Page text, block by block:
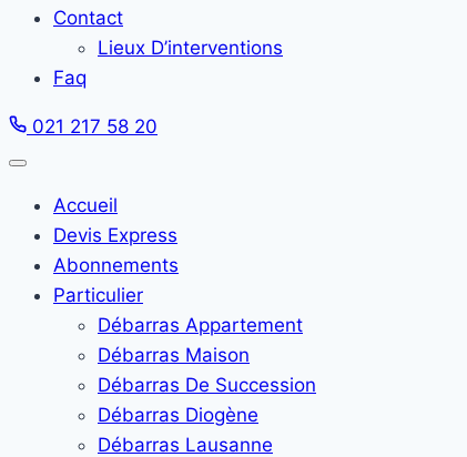
Contact
Lieux D’interventions
Faq
021 217 58 20
Accueil
Devis Express
Abonnements
Particulier
Débarras Appartement
Débarras Maison
Débarras De Succession
Débarras Diogène
Débarras Lausanne